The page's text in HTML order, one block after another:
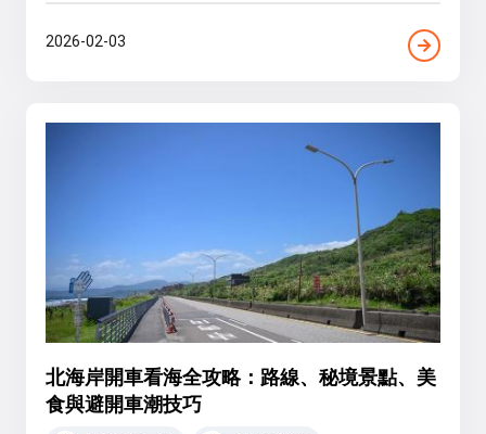
2026-02-03
北海岸開車看海全攻略：路線、秘境景點、美
食與避開車潮技巧